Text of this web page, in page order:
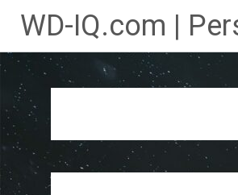
Lompat
konten
WD-IQ.com |